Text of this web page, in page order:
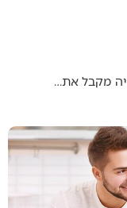
מקבל את…